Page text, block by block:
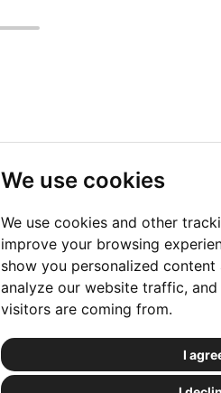
We use cookies
We use cookies and other
improve your browsing
show you personalized
analyze our website traffic,
visitors are coming from.
I
Abonnez-
Réservez
Les